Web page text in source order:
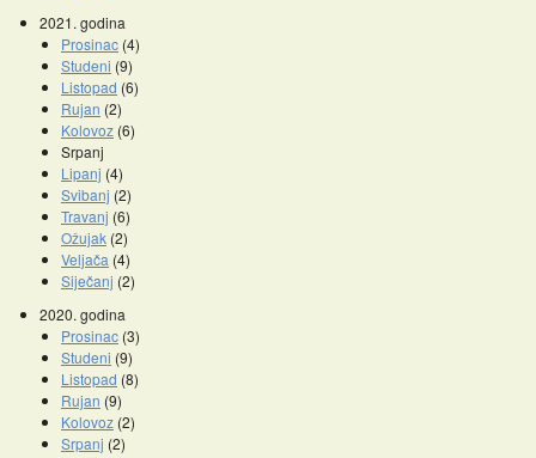
2021. godina
Prosinac (4)
Studeni (9)
Listopad (6)
Rujan (2)
Kolovoz (6)
Srpanj
Lipanj (4)
Svibanj (2)
Travanj (6)
Ožujak (2)
Veljača (4)
Siječanj (2)
2020. godina
Prosinac (3)
Studeni (9)
Listopad (8)
Rujan (9)
Kolovoz (2)
Srpanj (2)